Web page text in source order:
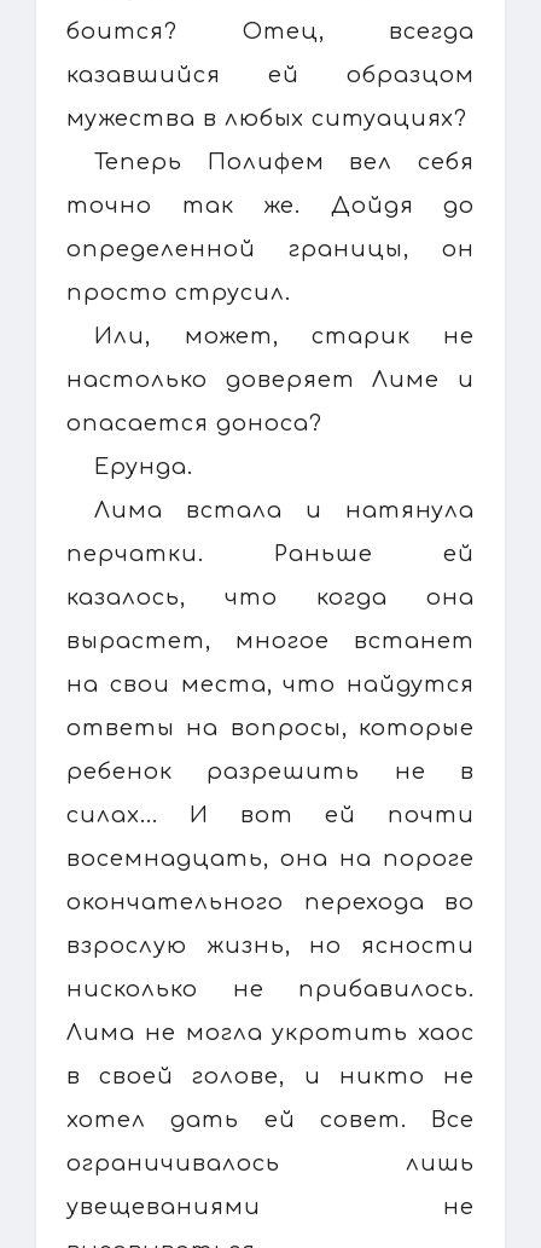
боится? Отец, всегда
казавшийся ей образцом
мужества в любых ситуациях?
Теперь Полифем вел себя
точно так же. Дойдя до
определенной границы, он
просто струсил.
Или, может, старик не
настолько доверяет Лиме и
опасается доноса?
Ерунда.
Лима встала и натянула
перчатки. Раньше ей
казалось, что когда она
вырастет, многое встанет
на свои места, что найдутся
ответы на вопросы, которые
ребенок разрешить не в
силах... И вот ей почти
восемнадцать, она на пороге
окончательного перехода во
взрослую жизнь, но ясности
нисколько не прибавилось.
Лима не могла укротить хаос
в своей голове, и никто не
хотел дать ей совет. Все
ограничивалось лишь
увещеваниями не